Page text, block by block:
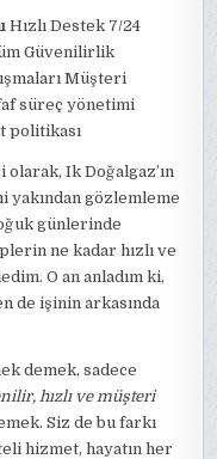
Hızlı Destek 7/24
Güvenilirlik
Müşteri
süreç yönetimi
politikası
Ik Doğalgaz’ın
gözlemleme
günlerinde
ne kadar hızlı ve
O an anladım ki,
de işinin arkasında
demek, sadece
hızlı ve müşteri
Siz de bu farkı
hizmet, hayatın her